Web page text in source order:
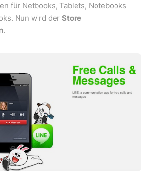
für Netbooks, Tablets, Notebooks
Nun wird der Store
.